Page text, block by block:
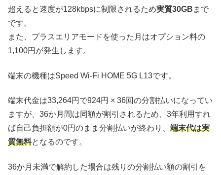
超えると速度が128kbpsに制限されるため実質30GB まで
です。
また、プラスエリアモードを使った月はオプション料の
1,100円が発生します。
端末の機種はSpeed Wi-Fi HOME 5G L13です。
端末代金は33,264円で924円 × 36回の分割払いになってい
ますが、36か月間は同額が割引されるため、3年利用すれ
ば自己負担額が0円のまま分割払いが終わり、 端末代は実
質無料となるのです。
36か月未満で解約した場合は残りの分割払い額の割引を